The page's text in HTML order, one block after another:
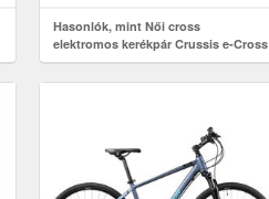
Hasonlók, mint Női cross
elektromos kerékpár Crussis e-Cross
Low 7.10 518Wh 28" - 2025